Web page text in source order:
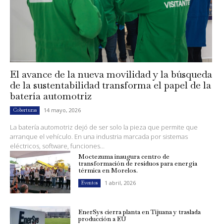
El avance de la nueva movilidad y la búsqueda
de la sustentabilidad transforma el papel de la
batería automotriz
Coberturas 14 mayo, 2026
La batería automotriz dejó de ser solo la pieza que permite que
arranque el vehículo. En una industria marcada por sistemas
eléctricos, software, funciones...
Moctezuma inaugura centro de
transformación de residuos para energía
térmica en Morelos.
Eventos 1 abril, 2026
EnerSys cierra planta en Tijuana y traslada
producción a EU